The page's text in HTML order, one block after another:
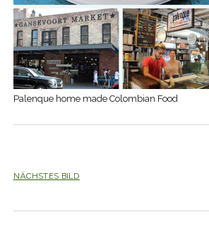
Palenque home made Colombian Food
NÄCHSTES BILD